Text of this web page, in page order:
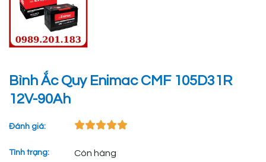
Bình Ắc Quy Enimac CMF 105D31R
12V-90Ah
Đánh giá:
Tình trạng: Còn hàng